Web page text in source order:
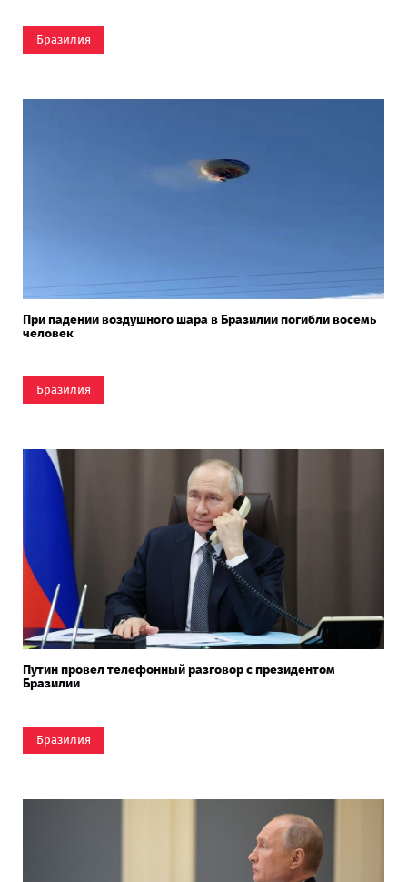
Бразилия
При падении воздушного шара в Бразилии погибли восемь
человек
Бразилия
Путин провел телефонный разговор с президентом
Бразилии
Бразилия